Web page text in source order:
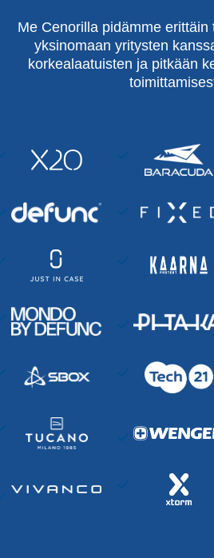
Me Cenorilla pidämme erittäin
yksinomaan yritysten
korkealaatuisten ja pitkään